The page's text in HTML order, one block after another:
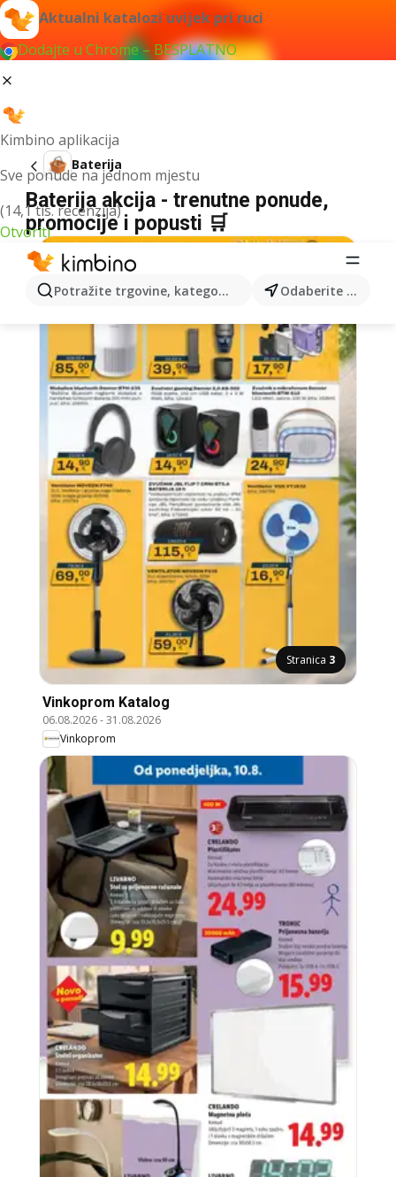
Aktualni katalozi uvijek pri ruci
Dodajte u Chrome – BESPLATNO
Kimbino aplikacija
Sve ponude na jednom mjestu
(14,1 tis. recenzija)
Otvoriti
Potražite trgovine, kategorije, proizvode... Odaberite grad
Baterija
Baterija akcija - trenutne ponude,
promocije i popusti 🛒
Stranica 3
Vinkoprom Katalog
06.08.2026-31.08.2026
Vinkoprom